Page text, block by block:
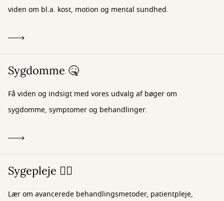
viden om bl.a. kost, motion og mental sundhed.
Sygdomme 🤒
Få viden og indsigt med vores udvalg af bøger om
sygdomme, symptomer og behandlinger.
Sygepleje 👩‍⚕️
Lær om avancerede behandlingsmetoder, patientpleje,